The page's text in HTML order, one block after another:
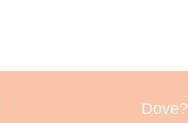
Dove?